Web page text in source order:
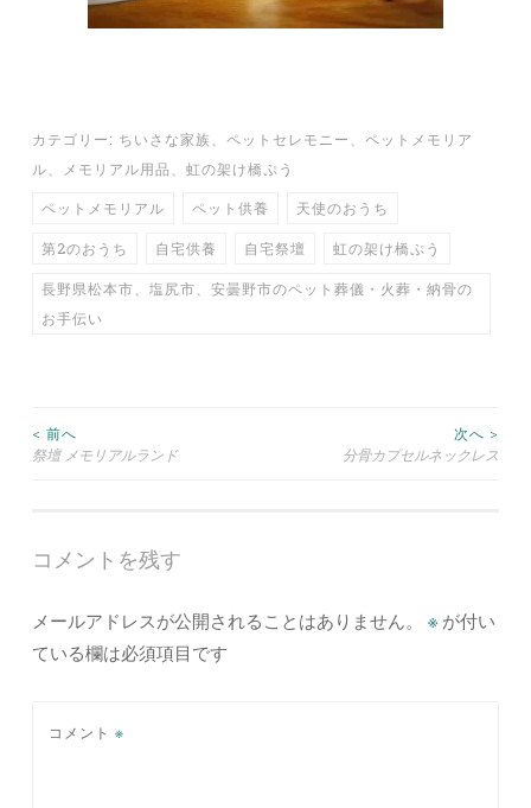
カテゴリー: ちいさな家族 ペットセレモニー
ペットメモリア
ル
メモリアル用品 虹の架け橋ぷう
ペットメモリアル ペット供養 天使のおうち
第2のおうち 自宅供養 自宅祭壇 虹の架け橋ぷう
長野県松本市、塩尻市、安曇野市のペット葬儀・火葬・納骨の
お手伝い
投
ナ
ゲ
シ
< 前へ
祭壇 メモリアルランド
次へ >
分骨カプセルネックレス
コメントを残す
メールアドレスが公開されることはありません。 ※ が付い
ている欄は必須項目です
コメント ※